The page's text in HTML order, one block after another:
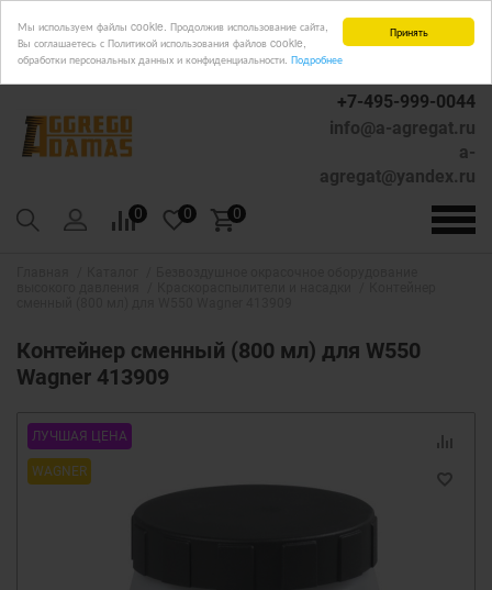
Принять
Мы используем файлы cookie. Продолжив использование сайта,
Вы соглашаетесь с Политикой использования файлов cookie,
обработки персональных данных и конфиденциальности. Подробнее
+7-495-999-0044
info@a-agregat.ru
a-
agregat@yandex.ru
0 0 0
Контейнер сменный (800 мл) для W550
Wagner 413909
ЛУЧШАЯ ЦЕНА
WAGNER